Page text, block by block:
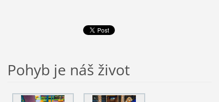
Pohyb je náš život